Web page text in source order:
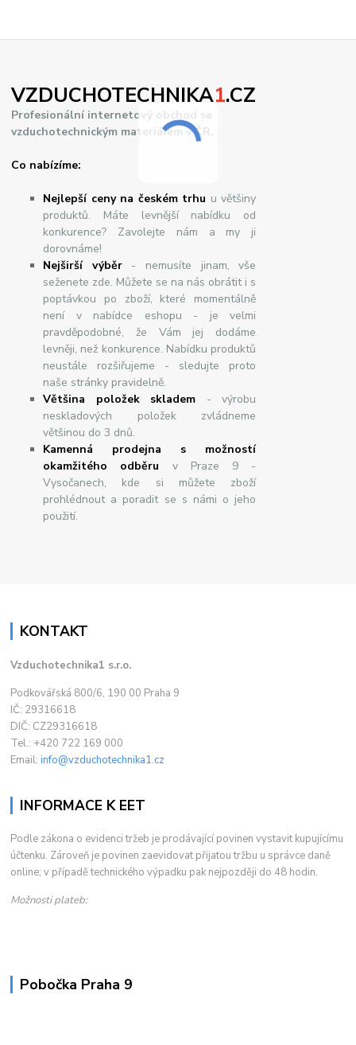
VZDUCHOTECHNIKA1.CZ
Profesionální internetový obchod se
vzduchotechnickým materiálem v ČR.
Co nabízíme:
Nejlepší ceny na českém trhu u většiny
produktů. Máte levnější nabídku od
konkurence? Zavolejte nám a my ji
dorovnáme!
Nejširšívýběr- nemusíte jinam, vše
seženete zde. Můžete se na nás obrátit i s
poptávkou po zboží, které momentálně
není v nabídce eshopu - je velmi
pravděpodobné, že Vám jej dodáme
levněji, než konkurence. Nabídku produktů
neustále rozšiřujeme - sledujte proto
naše stránky pravidelně.
Většina položek skladem - výrobu
neskladových položek zvládneme
většinou do 3 dnů.
Kamenná prodejna s možností
okamžitého odběru v Praze 9 -
Vysočanech, kde si můžete zboží
prohlédnout a poradit se s námi o jeho
použití.
KONTAKT
Vzduchotechnika1 s.r.o.
Podkovářská 800/6, 190 00 Praha 9
IČ: 29316618
DIČ: CZ29316618
Tel.: +420 722 169 000
Email:info@vzduchotechnika1.cz
INFORMACE K EET
Podle zákona o evidenci tržeb je prodávající povinen vystavit kupujícímu
účtenku. Zároveň je povinen zaevidovat přijatou tržbu u správce daně
online; v případě technického výpadku pak nejpozději do 48 hodin.
Možnosti plateb:
Pobočka Praha 9